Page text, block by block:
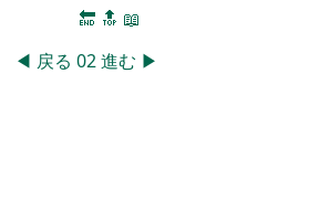
🔚 🔝 📖
◀ 戻る 02進む ▶